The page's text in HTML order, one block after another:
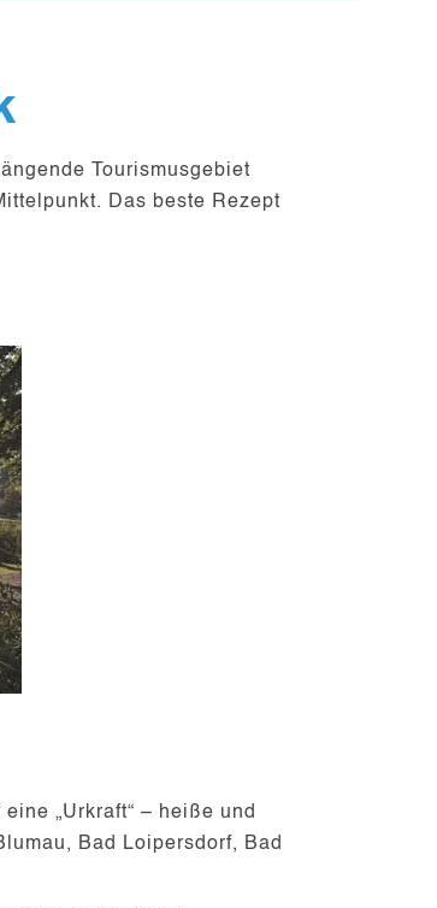
Tourismusgebiet
Das beste Rezept
„Urkraft“ – heiße und
Bad Loipersdorf, Bad